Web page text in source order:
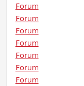
Forum
Forum
Forum
Forum
Forum
Forum
Forum